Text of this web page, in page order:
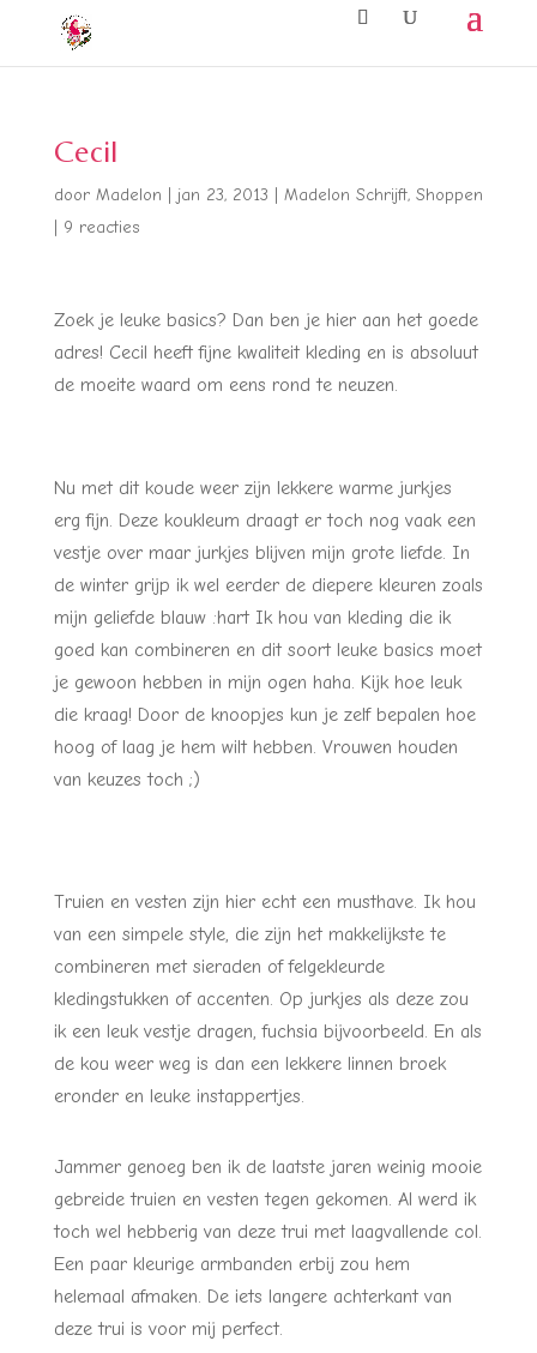
Cecil
door Madelon jan 23, 2013 Madelon Schrijft, Shoppen
9 reacties
Zoek je leuke basics? Dan ben je hier aan het goede
adres! Cecil heeft fijne kwaliteit kleding en is absoluut
de moeite waard om eens rond te neuzen.
Nu met dit koude weer zijn lekkere warme jurkjes
erg fijn. Deze koukleum draagt er toch nog vaak een
vestje over maar jurkjes blijven mijn grote liefde. In
de winter grijp ik wel eerder de diepere kleuren zoals
mijn geliefde blauw :hart Ik hou van kleding die ik
goed kan combineren en dit soort leuke basics moet
je gewoon hebben in mijn ogen haha. Kijk hoe leuk
die kraag! Door de knoopjes kun je zelf bepalen hoe
hoog of laag je hem wilt hebben. Vrouwen houden
van keuzes toch ;)
Truien en vesten zijn hier echt een musthave. Ik hou
van een simpele style, die zijn het makkelijkste te
combineren met sieraden of felgekleurde
kledingstukken of accenten. Op jurkjes als deze zou
ik een leuk vestje dragen, fuchsia bijvoorbeeld. En als
de kou weer weg is dan een lekkere linnen broek
eronder en leuke instappertjes.
Jammer genoeg ben ik de laatste jaren weinig mooie
gebreide truien en vesten tegen gekomen. Al werd ik
toch wel hebberig van deze trui met laagvallende col.
Een paar kleurige armbanden erbij zou hem
helemaal afmaken. De iets langere achterkant van
deze trui is voor mij perfect.